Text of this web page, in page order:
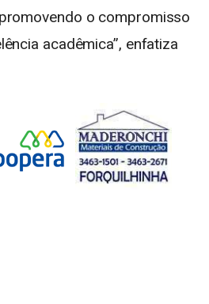
o compromisso
acadêmica”, enfatiza